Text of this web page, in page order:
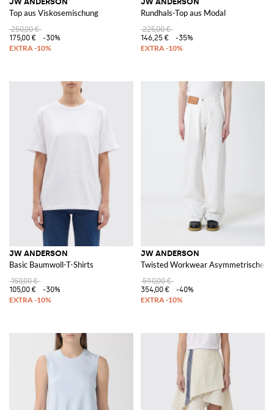
Top aus Viskosemischung
250,00 €
175,00 €
-30%
Rundhals-Top aus Modal
225,00 €
146,25 €
-35%
JW ANDERSON
Basic Baumwoll-T-Shirts
150,00 €
105,00 €
-30%
JW ANDERSON
Twisted Workwear Asymmetrische
590,00 €
354,00 €
-40%